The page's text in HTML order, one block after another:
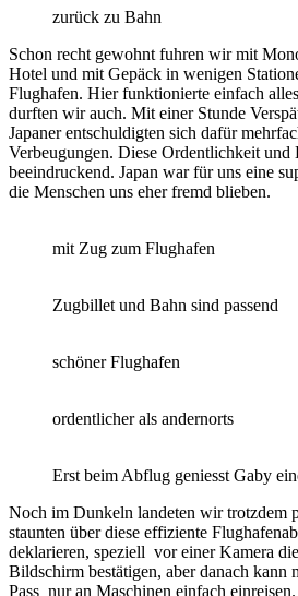
zurück zu Bahn
Schon recht gewohnt fuhren wir mit
Hotel und mit Gepäck in wenigen
Flughafen. Hier funktionierte einfach
durften wir auch. Mit einer Stunde
Japaner entschuldigten sich dafür
Verbeugungen. Diese Ordentlichkeit
beeindruckend. Japan war für uns eine
die Menschen uns eher fremd blieben.
mit Zug zum Flughafen
Zugbillet und Bahn sind passend
schöner Flughafen
ordentlicher als andernorts
Erst beim Abflug geniesst Gaby
Noch im Dunkeln landeten wir trotzdem
staunten über diese effiziente
deklarieren, speziell vor einer Kamera
Bildschirm bestätigen, aber danach kann
Pass nur an Maschinen einfach